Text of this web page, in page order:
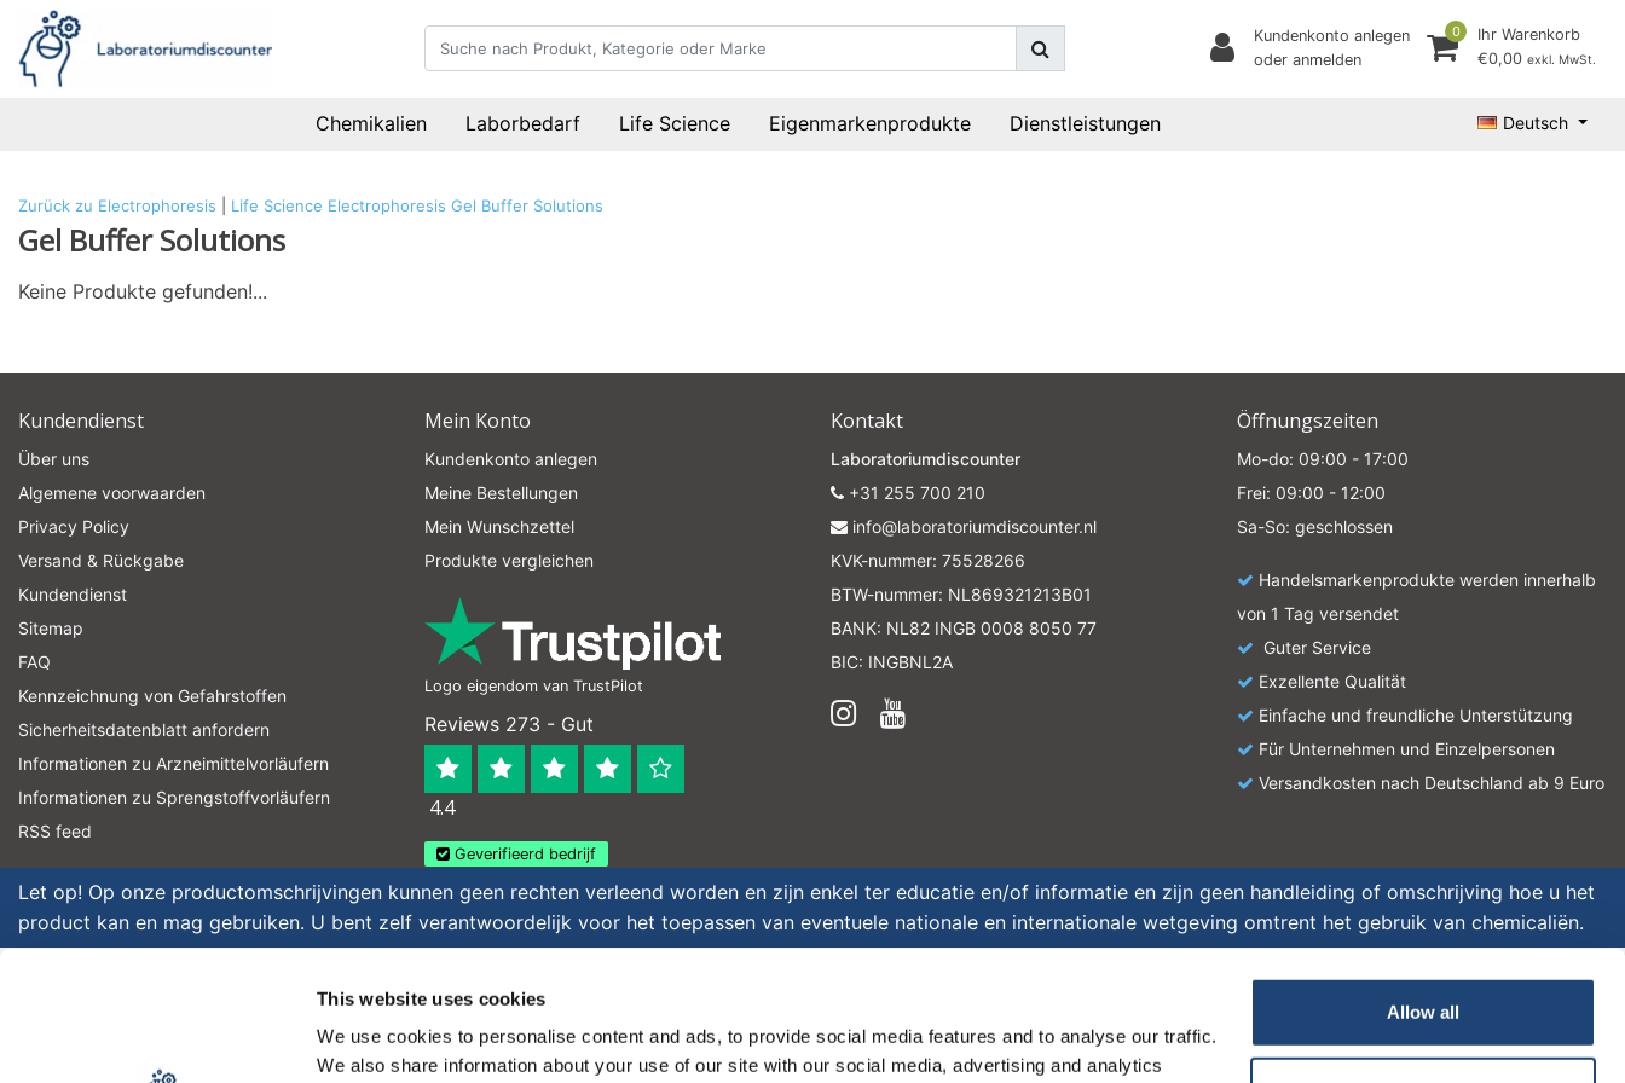
This website uses cookies
We use cookies to personalise content and ads, to provide social media features and to analyse our traffic.
We also share information about your use of our site with our social media, advertising and analytics
Allow all
Kundenkonto anlegen
oder anmelden
0
Ihr Warenkorb
€0,00 exkl. MwSt.
Chemikalien Laborbedarf Life Science Eigenmarkenprodukte Dienstleistungen Deutsch
Zurück zu Electrophoresis Life Science Electrophoresis Gel Buffer Solutions
Gel Buffer Solutions
Keine Produkte gefunden!...
Kundendienst
Über uns
Algemene voorwaarden
Privacy Policy
Versand & Rückgabe
Kundendienst
Sitemap
FAQ
Kennzeichnung von Gefahrstoffen
Sicherheitsdatenblatt anfordern
Informationen zu Arzneimittelvorläufern
Informationen zu Sprengstoffvorläufern
RSS feed
Mein Konto
Kundenkonto anlegen
Meine Bestellungen
Mein Wunschzettel
Produkte vergleichen
Logo eigendom van TrustPilot
Reviews 273 - Gut
4.4
Geverifieerd bedrijf
Kontakt
Laboratoriumdiscounter
+31 255 700 210
info@laboratoriumdiscounter.nl
KVK-nummer: 75528266
BTW-nummer: NL869321213B01
BANK: NL82 INGB 0008 8050 77
BIC: INGBNL2A
Öffnungszeiten
Mo-do: 09:00 - 17:00
Frei: 09:00 - 12:00
Sa-So: geschlossen
Handelsmarkenprodukte werden innerhalb
von 1 Tag versendet
Guter Service
Exzellente Qualität
Einfache und freundliche Unterstützung
Für Unternehmen und Einzelpersonen
Versandkosten nach Deutschland ab 9 Euro
Let op! Op onze productomschrijvingen kunnen geen rechten verleend worden en zijn enkel ter educatie en/of informatie en zijn geen handleiding of omschrijving hoe u het
product kan en mag gebruiken. U bent zelf verantwoordelijk voor het toepassen van eventuele nationale en internationale wetgeving omtrent het gebruik van chemicaliën.